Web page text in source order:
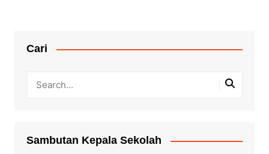
Cari
Sambutan Kepala Sekolah